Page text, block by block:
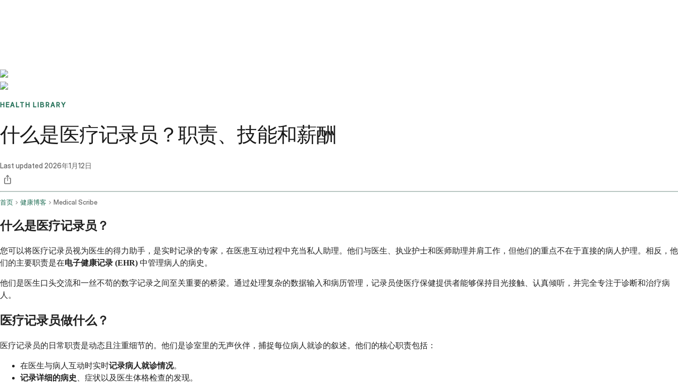
HEALTH LIBRARY
什么是医疗记录员？职责、技能和薪酬
Last updated 2026年1月12日
首页 健康博客 Medical Scribe
什么是医疗记录员？
您可以将医疗记录员视为医生的得力助手，是实时记录的专家，在医患互动过程中充当私人助理。他们与医生、执业护士和医师助理并肩工作，但他们的重点不在于直接的病人护理。相反，他
们的主要职责是在电子健康记录 (EHR) 中管理病人的病史。
他们是医生口头交流和一丝不苟的数字记录之间至关重要的桥梁。通过处理复杂的数据输入和病历管理，记录员使医疗保健提供者能够保持目光接触、认真倾听，并完全专注于诊断和治疗病
人。
医疗记录员做什么？
医疗记录员的日常职责是动态且注重细节的。他们是诊室里的无声伙伴，捕捉每位病人就诊的叙述。他们的核心职责包括：
在医生与病人互动时实时记录病人就诊情况。
记录详细的病史
、症状以及医生体格检查的发现。